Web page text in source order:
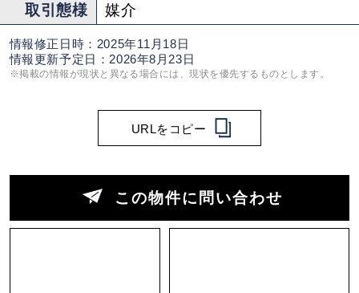
取引態様
媒介
情報修正日時：2025年11月18日
情報更新予定日：2026年8月23日
※掲載の情報が現状と異なる場合には、現状を優先するものとします。
URLをコピー
この物件に問い合わせ